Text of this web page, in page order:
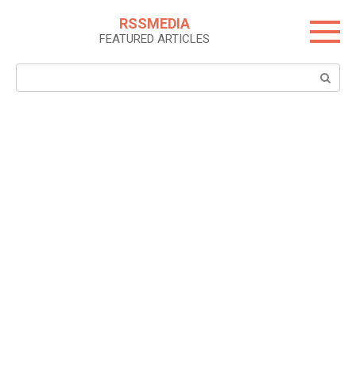
RSSMEDIA
FEATURED ARTICLES
Search: